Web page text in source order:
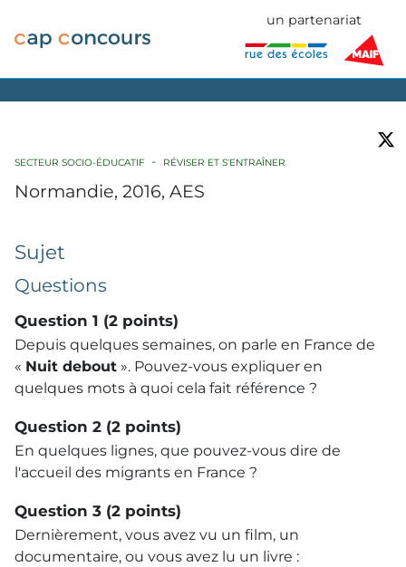
un partenariat
SECTEUR SOCIO-ÉDUCATIF RÉVISER ET S'ENTRAÎNER
Normandie, 2016, AES
Sujet
Questions
Question 1 (2 points)
Depuis quelques semaines, on parle en France de
« Nuit debout ». Pouvez-vous expliquer en
quelques mots à quoi cela fait référence ?
Question 2 (2 points)
En quelques lignes, que pouvez-vous dire de
l'accueil des migrants en France ?
Question 3 (2 points)
Dernièrement, vous avez vu un film, un
documentaire, ou vous avez lu un livre :